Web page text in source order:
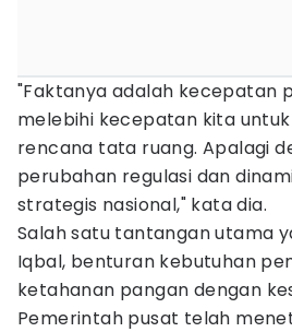
​"Faktanya adalah kecepatan
melebihi kecepatan kita
rencana tata ruang. Apalagi
perubahan regulasi dan
strategis nasional," kata dia.
Salah satu tantangan utama
Iqbal, benturan kebutuhan
ketahanan pangan dengan
Pemerintah pusat telah